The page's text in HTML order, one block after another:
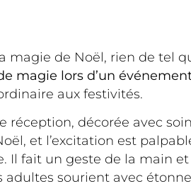
magie de Noël, rien de tel
magie lors d’un
aux festivités.
réception, décorée avec
et l’excitation est
Il fait un geste de la main
sourient avec